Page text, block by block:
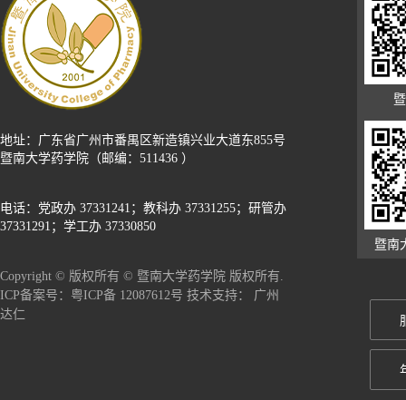
地址：广东省广州市番禺区新造镇兴业大道东855号
暨南大学药学院（邮编：511436 ）
电话：党政办 37331241；教科办 37331255；研管办
37331291；学工办 37330850
Copyright © 版权所有 © 暨南大学药学院 版权所有.
ICP备案号：粤ICP备 12087612号 技术支持： 广州
达仁
暨南